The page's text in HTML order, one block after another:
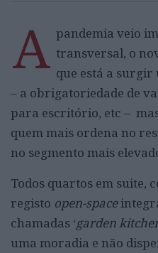
A pandemia veio
transversal, o
que está a
– a obrigatoriedade de
para escritório, etc –
quem mais ordena no
no segmento mais
Todos quartos em suite,
registo open-space
chamadas ‘garden
uma moradia e não